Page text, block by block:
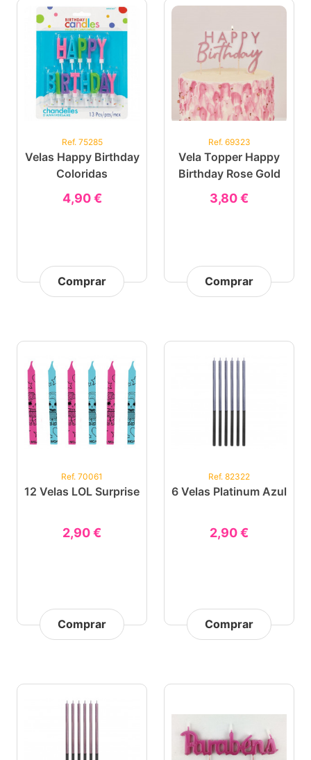
Ref. 75285
Velas Happy Birthday
Coloridas
4,90 €
Comprar
Ref. 69323
Vela Topper Happy
Birthday Rose Gold
3,80 €
Comprar
Ref. 70061
12 Velas LOL Surprise
2,90 €
Comprar
Ref. 82322
6 Velas Platinum Azul
2,90 €
Comprar